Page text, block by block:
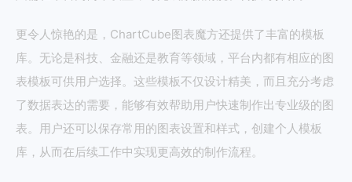
更令人惊艳的是，ChartCube图表魔方还提供了丰富的模板
库。无论是科技、金融还是教育等领域，平台内都有相应的图
表模板可供用户选择。这些模板不仅设计精美，而且充分考虑
了数据表达的需要，能够有效帮助用户快速制作出专业级的图
表。用户还可以保存常用的图表设置和样式，创建个人模板
库，从而在后续工作中实现更高效的制作流程。